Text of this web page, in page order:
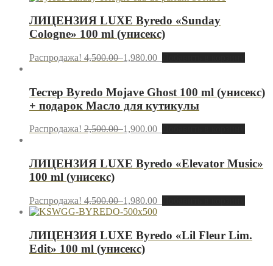
ЛИЦЕНЗИЯ LUXE Byredo «Sunday
Cologne» 100 ml (унисекс)
Распродажа! 4,500.001,980.00
Тестер Byredo Mojave Ghost 100 ml (унисекс)
+ подарок Масло для кутикулы
Распродажа! 2,500.001,900.00
ЛИЦЕНЗИЯ LUXE Byredo «Elevator Music»
100 ml (унисекс)
Распродажа! 4,500.001,980.00
ЛИЦЕНЗИЯ LUXE Byredo «Lil Fleur Lim.
Edit» 100 ml (унисекс)